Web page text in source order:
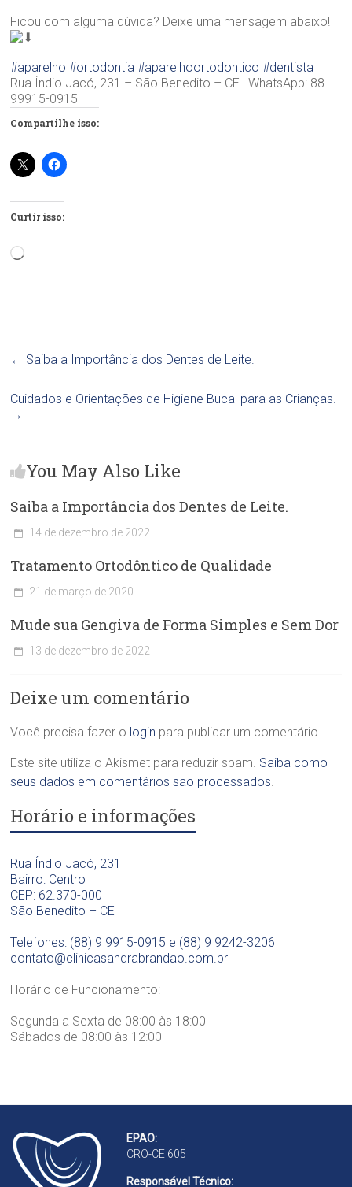
Ficou com alguma dúvida? Deixe uma mensagem abaixo!
#aparelho #ortodontia #aparelhoortodontico #dentista
Rua Índio Jacó, 231 – São Benedito – CE | WhatsApp: 88
99915-0915
Compartilhe isso:
Curtir isso:
Carregando...
← Saiba a Importância dos Dentes de Leite.
Cuidados e Orientações de Higiene Bucal para as Crianças.
→
You May Also Like
Saiba a Importância dos Dentes de Leite.
l
n
c
O
o
n
o
ó
g
c
a
r
a
.
S
n
d
a
r
a
14 de dezembro de 2022
Tratamento Ortodôntico de Qualidade
l
n
a
d
n
t
l
i
c
a
D
a
.
a
d
r
ã
o
21 de março de 2020
Mude sua Gengiva de Forma Simples e Sem Dor
i
a
O
o
n
l
ó
g
i
a
D
a
S
a
a
r
a
13 de dezembro de 2022
Deixe um comentário
Você precisa fazer o login para publicar um comentário.
Este site utiliza o Akismet para reduzir spam. Saiba como
seus dados em comentários são processados.
Horário e informações
Rua Índio Jacó, 231
Bairro: Centro
CEP: 62.370-000
São Benedito – CE
Telefones: (88) 9 9915-0915 e (88) 9 9242-3206
contato@clinicasandrabrandao.com.br
Horário de Funcionamento:
Segunda a Sexta de 08:00 às 18:00
Sábados de 08:00 às 12:00
EPAO:
CRO-CE 605
Responsável Técnico: